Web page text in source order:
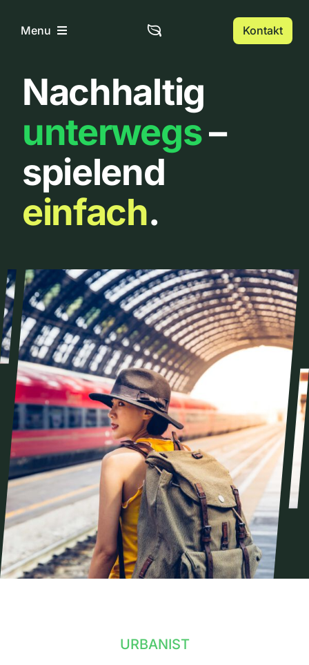
InhaltMenu
Home
Über uns
Urbanlist
Kontakt
Nachhaltig
unterwegs–
spielend
einfach.
URBANIST